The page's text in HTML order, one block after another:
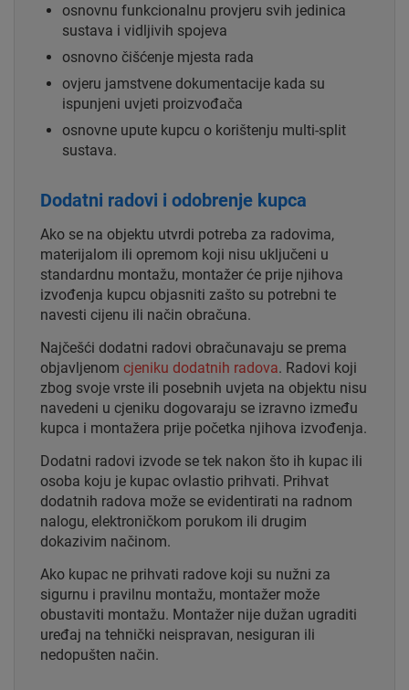
osnovnu funkcionalnu provjeru svih jedinica
sustava i vidljivih spojeva
osnovno čišćenje mjesta rada
ovjeru jamstvene dokumentacije kada su
ispunjeni uvjeti proizvođača
osnovne upute kupcu o korištenju multi-split
sustava.
Dodatni radovi i odobrenje kupca
Ako se na objektu utvrdi potreba za radovima,
materijalom ili opremom koji nisu uključeni u
standardnu montažu, montažer će prije njihova
izvođenja kupcu objasniti zašto su potrebni te
navesti cijenu ili način obračuna.
Najčešći dodatni radovi obračunavaju se prema
objavljenom cjeniku dodatnih radova. Radovi koji
zbog svoje vrste ili posebnih uvjeta na objektu nisu
navedeni u cjeniku dogovaraju se izravno između
kupca i montažera prije početka njihova izvođenja.
Dodatni radovi izvode se tek nakon što ih kupac ili
osoba koju je kupac ovlastio prihvati. Prihvat
dodatnih radova može se evidentirati na radnom
nalogu, elektroničkom porukom ili drugim
dokazivim načinom.
Ako kupac ne prihvati radove koji su nužni za
sigurnu i pravilnu montažu, montažer može
obustaviti montažu. Montažer nije dužan ugraditi
uređaj na tehnički neispravan, nesiguran ili
nedopušten način.